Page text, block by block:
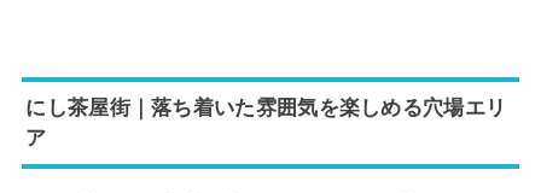
にし茶屋街｜落ち着いた雰囲気を楽しめる穴場エリ
ア